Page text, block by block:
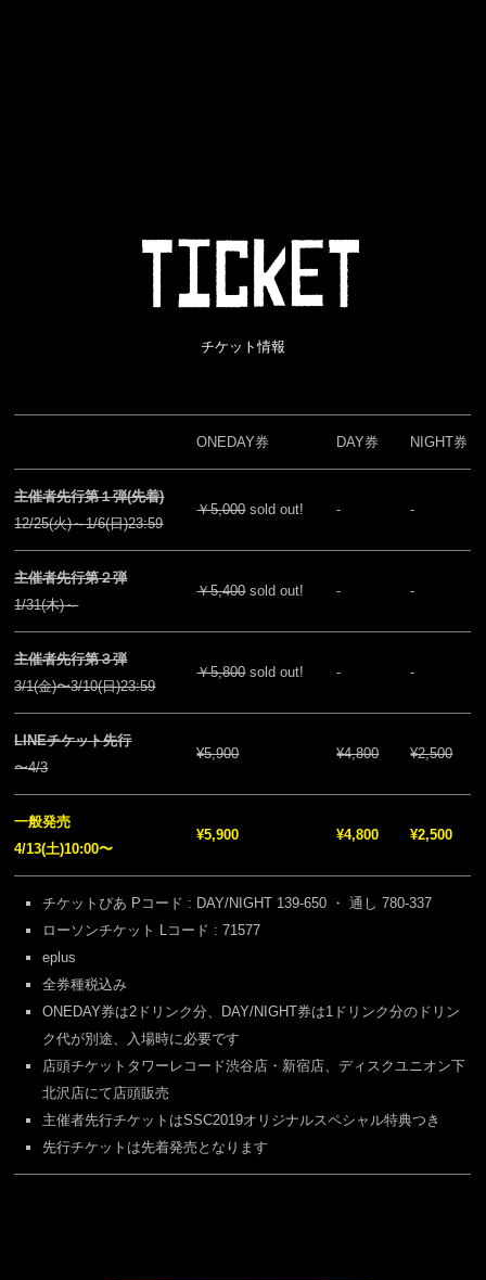
チケット情報
ONEDAY券 DAY券 NIGHT券
主催者先行第１弾(先着)
12/25(火)～1/6(日)23:59
￥5,000sold out! - -
主催者先行第２弾
1/31(木)～
￥5,400sold out! - -
主催者先行第３弾
3/1(金)〜3/10(日)23:59
￥5,800sold out! - -
LINEチケット先行
〜4/3
¥5,900 ¥4,800 ¥2,500
一般発売
4/13(土)10:00〜
¥5,900 ¥4,800 ¥2,500
チケットぴあ Pコード : DAY/NIGHT 139-650 ・ 通し 780-337
ローソンチケット Lコード : 71577
eplus
全券種税込み
ONEDAY券は2ドリンク分、DAY/NIGHT券は1ドリンク分のドリン
ク代が別途、入場時に必要です
店頭チケットタワーレコード渋谷店・新宿店、ディスクユニオン下
北沢店にて店頭販売
主催者先行チケットはSSC2019オリジナルスペシャル特典つき
先行チケットは先着発売となります